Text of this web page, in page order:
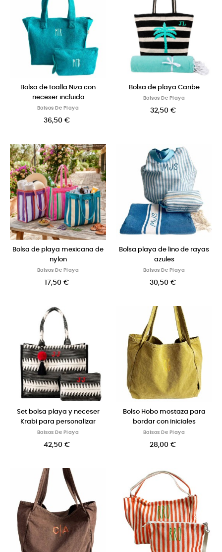
Bolsa de toalla Niza con
neceser incluido
Bolsos De Playa
36,50 €
Bolsa de playa Caribe
Bolsos De Playa
32,50 €
Bolsa de playa mexicana de
nylon
Bolsos De Playa
17,50 €
Bolsa playa de lino de rayas
azules
Bolsos De Playa
30,50 €
Set bolsa playa y neceser
Krabi para personalizar
Bolsos De Playa
42,50 €
Bolso Hobo mostaza para
bordar con iniciales
Bolsos De Playa
28,00 €